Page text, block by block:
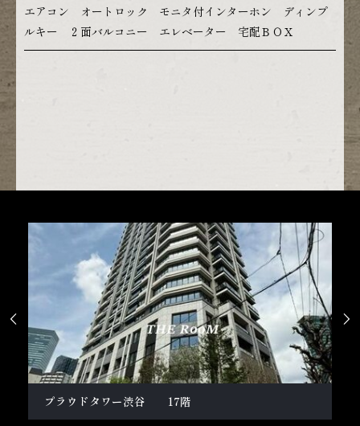
エアコン オートロック モニタ付インターホン ディンプ
ルキー ２面バルコニー エレベーター 宅配ＢＯＸ
柿の木坂１丁目戸建
 